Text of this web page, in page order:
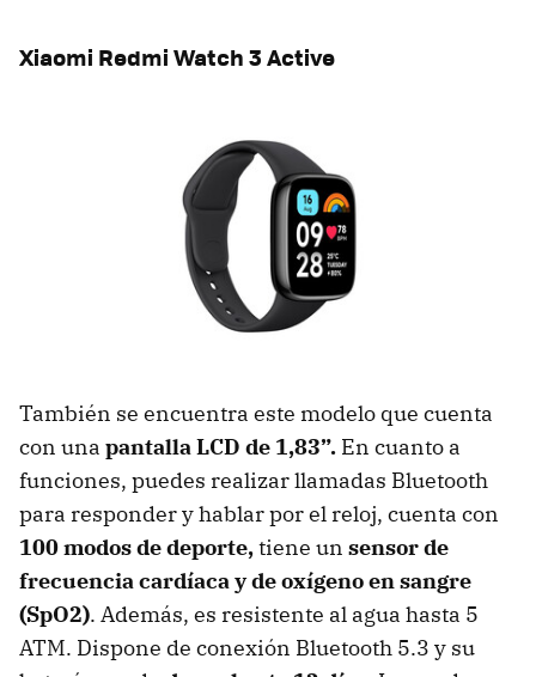
Xiaomi Redmi Watch 3 Active
También se encuentra este modelo que cuenta
con una pantalla LCD de 1,83”. En cuanto a
funciones, puedes realizar llamadas Bluetooth
para responder y hablar por el reloj, cuenta con
100 modos de deporte,tiene un sensor de
frecuencia cardíaca y de oxígeno en sangre
(SpO2). Además, es resistente al agua hasta 5
ATM. Dispone de conexión Bluetooth 5.3 y su